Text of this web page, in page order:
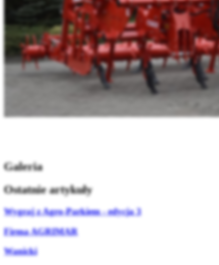
Galeria
Ostatnie artykuły
Wygraj z Agro-Parkiem - edycja 3
Firma AGRIMAR
Wanicki